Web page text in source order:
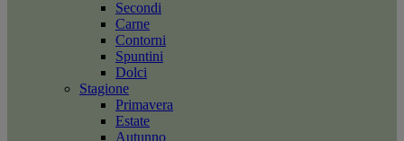
Secondi
Carne
Contorni
Spuntini
Dolci
Stagione
Primavera
Estate
Autunno